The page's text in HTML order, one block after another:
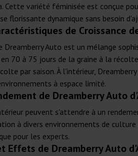
Cette variété féminisée est conçue
florissante dynamique sans besoin
de Croissance
Dreamberry Auto est un mélange
70 à 75 jours de la graine à la
par saison. À l'intérieur,
à espace limité.
de Dreamberry Auto
peuvent s'attendre à un
à divers environnements de
pour les experts.
Effets de Dreamberry Auto